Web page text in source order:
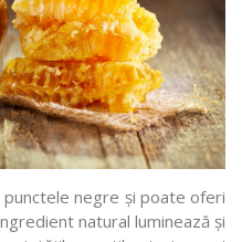
negre și poate oferi
natural luminează și